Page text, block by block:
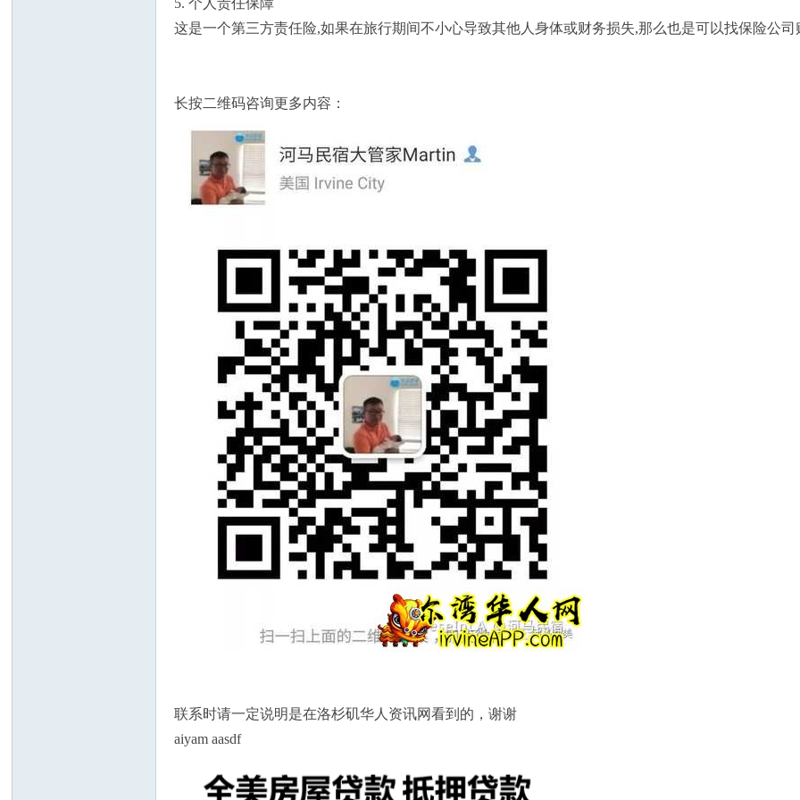
5. 个人责任保障
这是一个第三方责任险,如果在旅行期间不小心导致其他人身体或财务损失,那么也是可以找保险公司
长按二维码咨询更多内容：
联系时请一定说明是在洛杉矶华人资讯网看到的，谢谢
aiyam aasdf